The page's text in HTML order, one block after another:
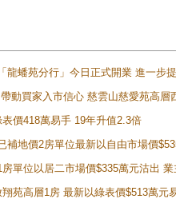
蟠苑分行」今日正式開業 進一步
動買家入市信心 慈雲山慈愛苑高層
價418萬易手 19年升值2.3倍
補地價2房單位最新以自由市場價
單位以居二市場價$335萬元沽出
苑高層1房 最新以綠表價$513萬元